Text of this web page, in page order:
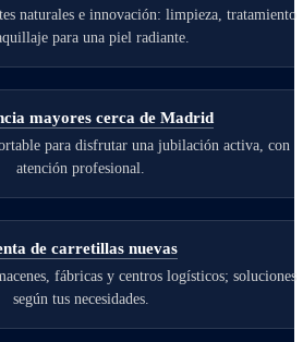
naturales e innovación: limpieza, tratamiento
para una piel radiante.
mayores cerca de Madrid
para disfrutar una jubilación activa, con
atención profesional.
de carretillas nuevas
fábricas y centros logísticos; soluciones
según tus necesidades.